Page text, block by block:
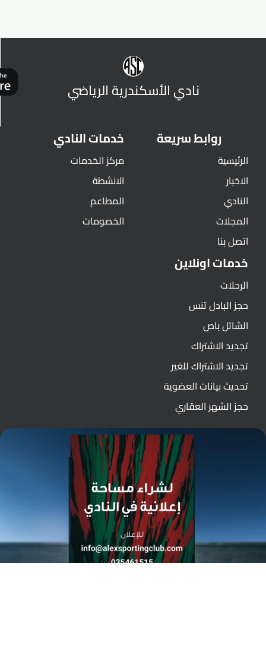
نادي الأسكندرية الرياضي
روابط سريعة
الرئيسية
الاخبار
النادي
المجلات
اتصل بنا
خدمات النادي
مركز الخدمات
الانشطة
المطاعم
الخصومات
خدمات اونلاين
الرحلات
حجز البادل تنس
الشاتل باص
تجديد الاشتراك
تجديد الاشتراك للغير
تحديث بيانات العضوية
حجز الشهر العقاري